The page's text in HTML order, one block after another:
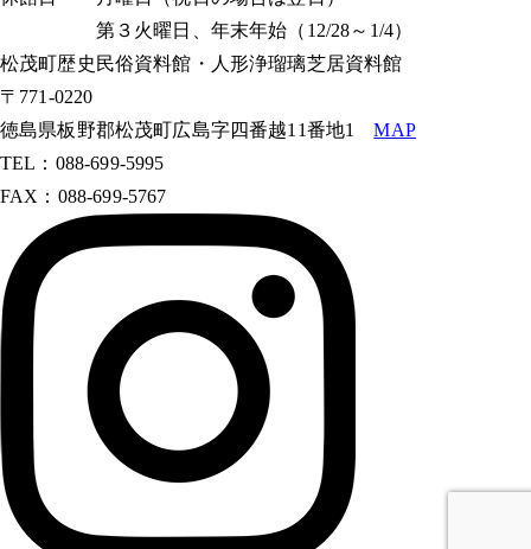
第３火曜日、年末年始（12/28～1/4）
松茂町歴史民俗資料館・人形浄瑠璃芝居資料館
〒771-0220
徳島県板野郡松茂町広島字四番越11番地1MAP
TEL：088-699-5995
FAX：088-699-5767